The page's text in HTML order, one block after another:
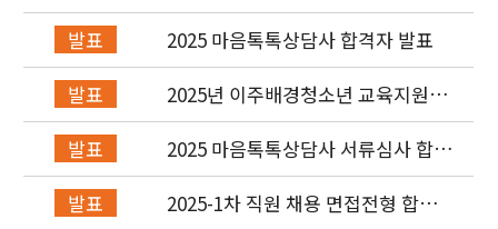
발표
2025 마음톡톡상담사 합격자 발표
발표
2025년 이주배경청소년 교육지원사
업 레인보우스쿨 개설기관 선정 결과
발표
2025 마음톡톡상담사 서류심사 합격
자 발표
발표
2025-1차 직원 채용 면접전형 합격